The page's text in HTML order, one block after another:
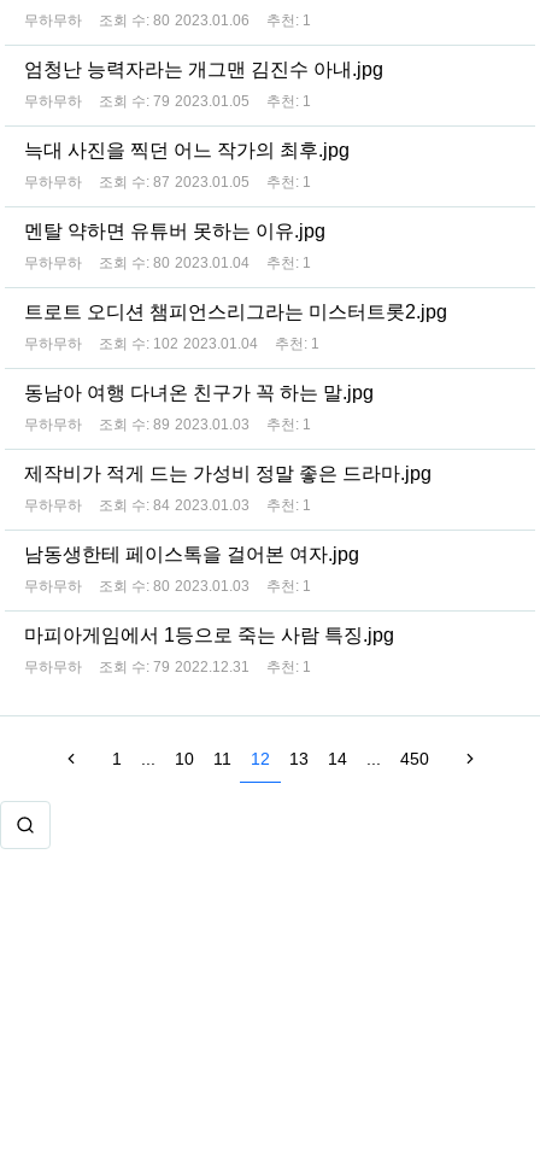
무하무하 조회 수: 80 2023.01.06 추천: 1
엄청난 능력자라는 개그맨 김진수 아내.jpg
무하무하 조회 수: 79 2023.01.05 추천: 1
늑대 사진을 찍던 어느 작가의 최후.jpg
무하무하 조회 수: 87 2023.01.05 추천: 1
멘탈 약하면 유튜버 못하는 이유.jpg
무하무하 조회 수: 80 2023.01.04 추천: 1
트로트 오디션 챔피언스리그라는 미스터트롯2.jpg
무하무하 조회 수: 102 2023.01.04 추천: 1
동남아 여행 다녀온 친구가 꼭 하는 말.jpg
무하무하 조회 수: 89 2023.01.03 추천: 1
제작비가 적게 드는 가성비 정말 좋은 드라마.jpg
무하무하 조회 수: 84 2023.01.03 추천: 1
남동생한테 페이스톡을 걸어본 여자.jpg
무하무하 조회 수: 80 2023.01.03 추천: 1
마피아게임에서 1등으로 죽는 사람 특징.jpg
무하무하 조회 수: 79 2022.12.31 추천: 1
1 10 11 12 13 14 450